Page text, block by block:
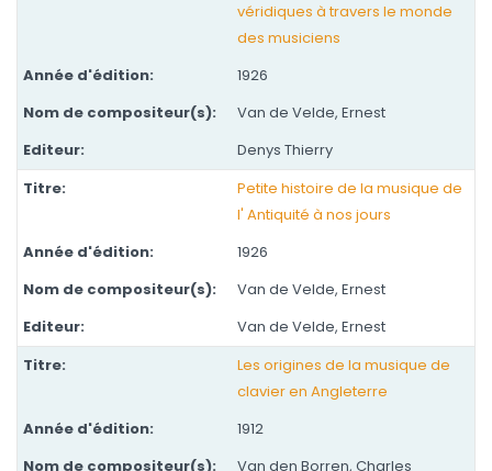
véridiques à travers le monde
des musiciens
1926
Van de Velde, Ernest
Denys Thierry
Petite histoire de la musique de
l' Antiquité à nos jours
1926
Van de Velde, Ernest
Van de Velde, Ernest
Les origines de la musique de
clavier en Angleterre
1912
Van den Borren, Charles